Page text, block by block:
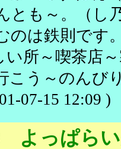
とも～。（し
のは鉄則です
い所～喫茶店
こう～のんび
07-15 12:09 )
よっぱら